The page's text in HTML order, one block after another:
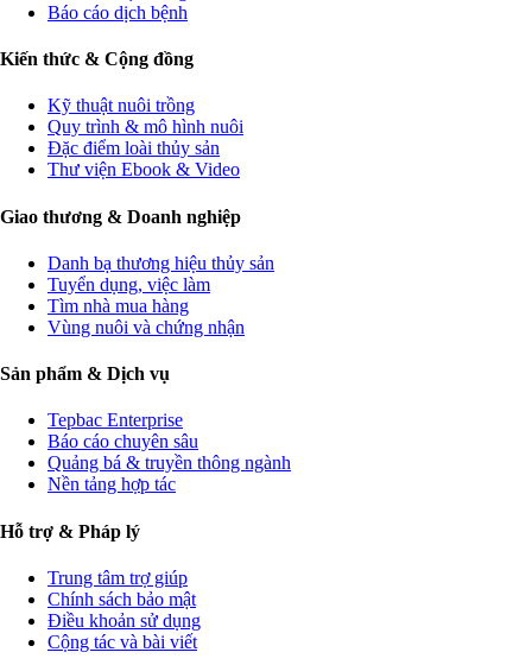
Báo cáo dịch bệnh
Kiến thức & Cộng đồng
Kỹ thuật nuôi trồng
Quy trình & mô hình nuôi
Đặc điểm loài thủy sản
Thư viện Ebook & Video
Giao thương & Doanh nghiệp
Danh bạ thương hiệu thủy sản
Tuyển dụng, việc làm
Tìm nhà mua hàng
Vùng nuôi và chứng nhận
Sản phẩm & Dịch vụ
Tepbac Enterprise
Báo cáo chuyên sâu
Quảng bá & truyền thông ngành
Nền tảng hợp tác
Hỗ trợ & Pháp lý
Trung tâm trợ giúp
Chính sách bảo mật
Điều khoản sử dụng
Cộng tác và bài viết